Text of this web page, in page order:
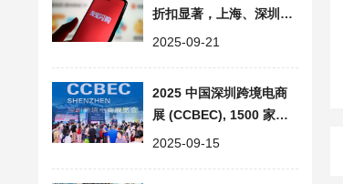
折扣显著，上海、深圳、
嘉兴先享
2025-09-21
2025 中国深圳跨境电商
展 (CCBEC), 1500 家展
商共探行业新机遇
2025-09-15